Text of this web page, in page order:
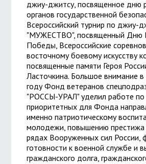
джиу-джитсу, посвященное дню
органов государственной
Всероссийский турнир по джиу-
"МУЖЕСТВО", посвященный Дню
Победы, Всероссийские
восточному боевому искусству
посвященные памяти Героя
Ласточкина. Большое внимание
году Фонд ветеранов
"РОССЫ-УРАЛ" уделил работе по
приоритетных для Фонда
именно патриотическому
молодежи, повышению престижа
рядах Вооруженных сил России,
готовности к военной службе и
гражданского долга,